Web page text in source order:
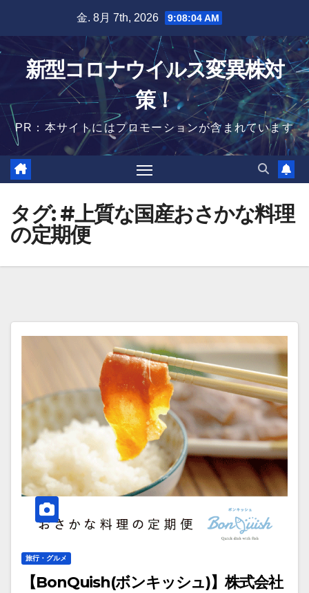
content
金. 8月 7th, 2026 9:08:04 AM
新型コロナウイルス変異株対
策！
PR：本サイトにはプロモーションが含まれています
タグ:#上質な国産おさかな料理
の定期便
旅行・グルメ
【BonQuish(ボンキッシュ)】株式会社